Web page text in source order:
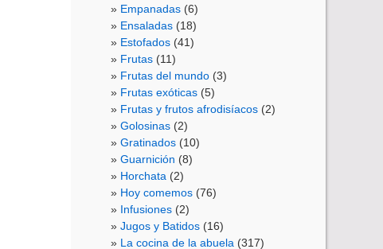
Empanadas (6)
Ensaladas (18)
Estofados (41)
Frutas (11)
Frutas del mundo (3)
Frutas exóticas (5)
Frutas y frutos afrodisíacos (2)
Golosinas (2)
Gratinados (10)
Guarnición (8)
Horchata (2)
Hoy comemos (76)
Infusiones (2)
Jugos y Batidos (16)
La cocina de la abuela (317)